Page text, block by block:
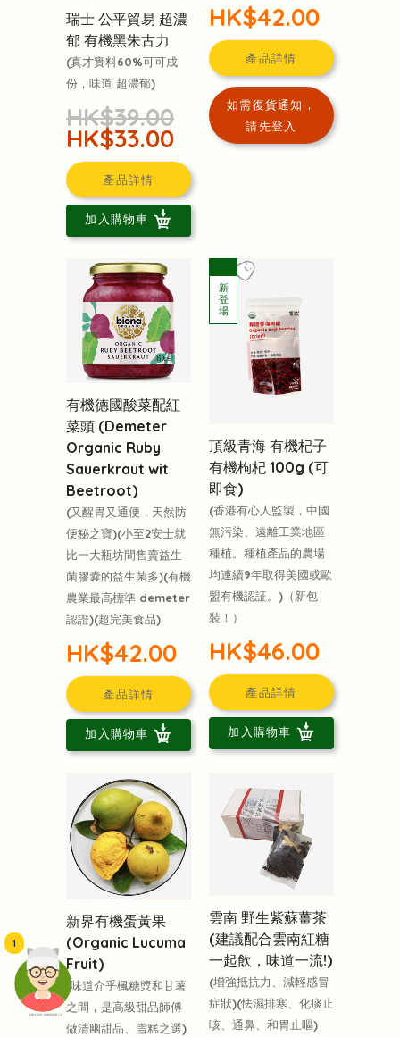
頭像生成器: 快樂家庭網上店
1
瑞士 公平貿易 超濃
郁 有機黑朱古力
(真才實料60%可可成
份，味道 超濃郁)
HK$39.00
HK$33.00
產品詳情
加入購物車
HK$42.00
產品詳情
如需復貨通知，
請先登入
有機德國酸菜配紅
菜頭 (Demeter
Organic Ruby
Sauerkraut wit
Beetroot)
(又醒胃又通便，天然防
便秘之寶)(小至2安士就
比一大瓶坊間售賣益生
菌膠囊的益生菌多)(有機
農業最高標準 demeter
認證)(超完美食品)
HK$42.00
產品詳情
加入購物車
頂級青海 有機杞子
有機枸杞 100g (可
即食)
(香港有心人監製，中國
無污染、遠離工業地區
種植。種植產品的農場
均連續9年取得美國或歐
盟有機認証。)（新包
裝！）
HK$46.00
產品詳情
加入購物車
新界有機蛋黃果
(Organic Lucuma
Fruit)
(味道介乎楓糖漿和甘薯
之間，是高級甜品師傅
做清幽甜品、雪糕之選)
雲南 野生紫蘇薑茶
(建議配合雲南紅糖
一起飲，味道一流!)
(增強抵抗力、減輕感冒
症狀)(怯濕排寒、化痰止
咳、通鼻、和胃止嘔)